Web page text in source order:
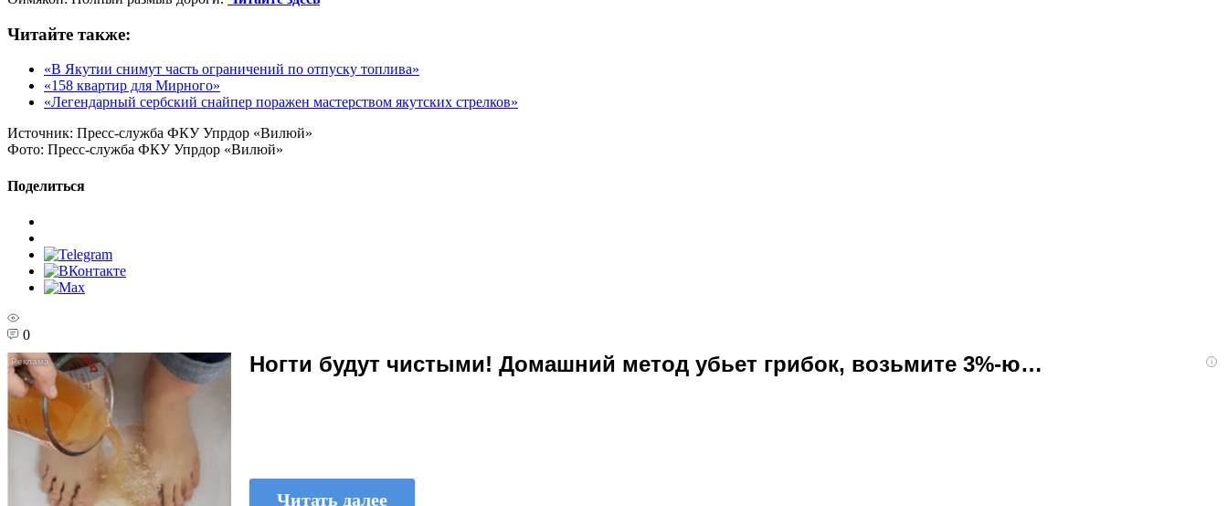
Читайте также:
«В Якутии снимут часть ограничений по отпуску топлива»
«158 квартир для Мирного»
«Легендарный сербский снайпер поражен мастерством якутских стрелков»
Источник: Пресс-служба ФКУ Упрдор «Вилюй»
Фото: Пресс-служба ФКУ Упрдор «Вилюй»
Поделиться
0
i
Ногти будут чистыми! Домашний метод убьет грибок, возьмите 3%-ю…
Читать далее